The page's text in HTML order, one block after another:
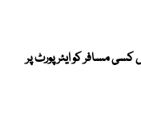
مسافر کو ایئرپورٹ پر